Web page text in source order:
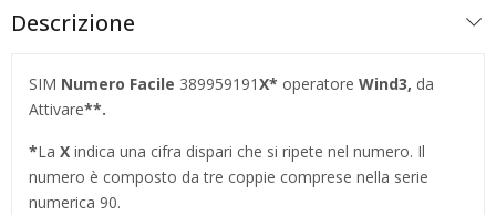
Descrizione
SIM Numero Facile 389959191X* operatore Wind3, da
Attivare**.
*La X indica una cifra dispari che si ripete nel numero. Il
numero è composto da tre coppie comprese nella serie
numerica 90.